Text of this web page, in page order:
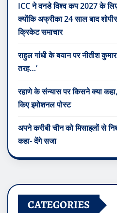
ICC ने वनडे विश्व कप 2027 के
क्योंकि अफ्रीका 24 साल बाद
क्रिकेट समाचार
राहुल गांधी के बयान पर नीतीश
तरह…’
रहाणे के संन्यास पर किसने क्या
किए इमोशनल पोस्ट
अपने करीबी चीन को मिसाइलों से
कहा- देंगे सजा
CATEGORIES